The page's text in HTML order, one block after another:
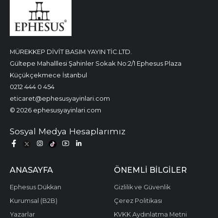
MÜREKKEP DİVİT BASIM YAYIN TİC.LTD.
Gültepe Mahalllesi Şahinler Sokak No:2/1 Ephesus Plaza
Küçükçekmece İstanbul
0212 444 0 454
eticaret@ephesusyayinlari.com
© 2026 ephesusyayinlari.com
Sosyal Medya Hesaplarımız
ANASAYFA
Ephesus Dükkan
Kurumsal (B2B)
Yazarlar
ÖNEMLI BILGILER
Gizlilik ve Güvenlik
Çerez Politikası
KVKK Aydınlatma Metni